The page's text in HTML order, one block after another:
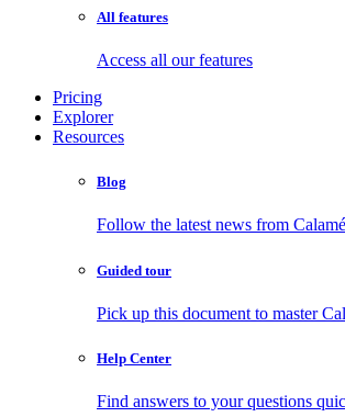
All features
Access all our features
Pricing
Explorer
Resources
Blog
Follow the latest news from
Guided tour
Pick up this document to master
Help Center
Find answers to your questions